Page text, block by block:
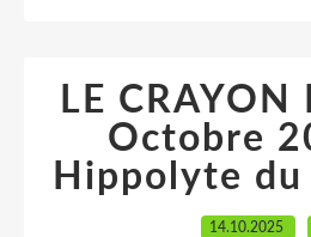
LE CRAYON
Octobre
Hippolyte
14.10.2025